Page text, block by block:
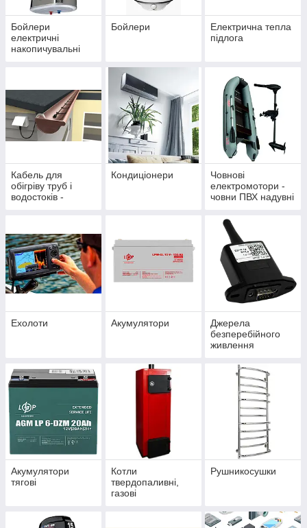
Бойлери
електричні
накопичувальні
Бойлери
Електрична тепла
підлога
Кабель для
обігріву труб і
водостоків -
Кондиціонери
Човнові
електромотори -
човни ПВХ надувні
Ехолоти Акумулятори
Джерела
безперебійного
живлення
Акумулятори
тягові
Котли
твердопаливні,
газові
Рушникосушки